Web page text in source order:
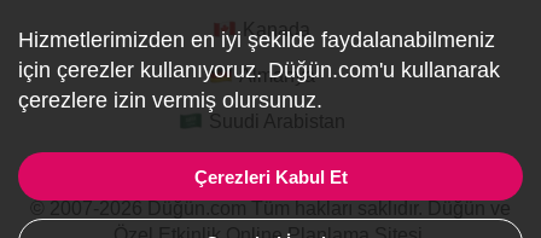
Kanada
Almanya
Hizmetlerimizden en iyi şekilde faydalanabilmeniz
için çerezler kullanıyoruz. Düğün.com'u kullanarak
çerezlere izin vermiş olursunuz.
Çerezleri Kabul Et